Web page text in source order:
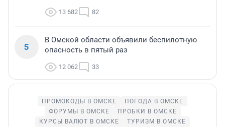
13 682 82
5
В Омской области объявили беспилотную
опасность в пятый раз
12 062 33
ПРОМОКОДЫ В ОМСКЕ
ПОГОДА В ОМСКЕ
ФОРУМЫ В ОМСКЕ
ПРОБКИ В ОМСКЕ
КУРСЫ ВАЛЮТ В ОМСКЕ
ТУРИЗМ В ОМСКЕ